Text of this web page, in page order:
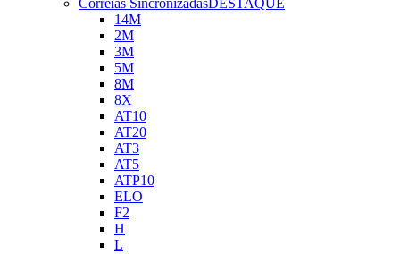
Correias SincronizadasDESTAQUE
14M
2M
3M
5M
8M
8X
AT10
AT20
AT3
AT5
ATP10
ELO
F2
H
L